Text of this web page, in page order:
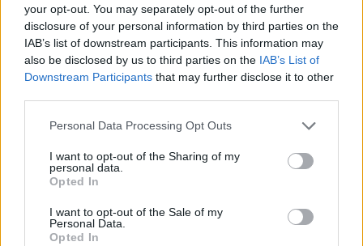
your opt-out. You may separately opt-out of the further
disclosure of your personal information by third parties on the
IAB’s list of downstream participants. This information may
also be disclosed by us to third parties on the IAB’s List of
Downstream Participants that may further disclose it to other
Please note that this website/app uses one or more Google
not limited to your visit or usage behaviour. You may click to
grant or deny consent to Google and its third-party tags to
use your data for below specified purposes in below Google
consent section.
Personal Data Processing Opt Outs
I want to opt-out of the Sharing of my
personal data.
Opted In
I want to opt-out of the Sale of my
Personal Data.
Opted In
Continua a leggere
SCI DI FONDO